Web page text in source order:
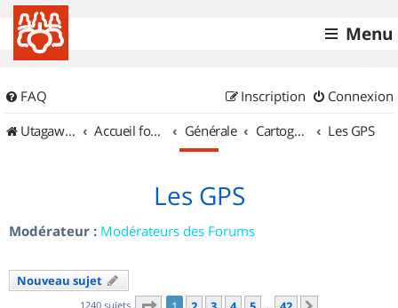
Menu
FAQ Connexion
Inscription
UtagawaVTT (Randos VTT et VTTAE avec traces GPS)
Accueil forum Générale Cartographie et GPS Les GPS
Les GPS
Modérateur : Modérateurs des Forums
Nouveau sujet
1240 sujets